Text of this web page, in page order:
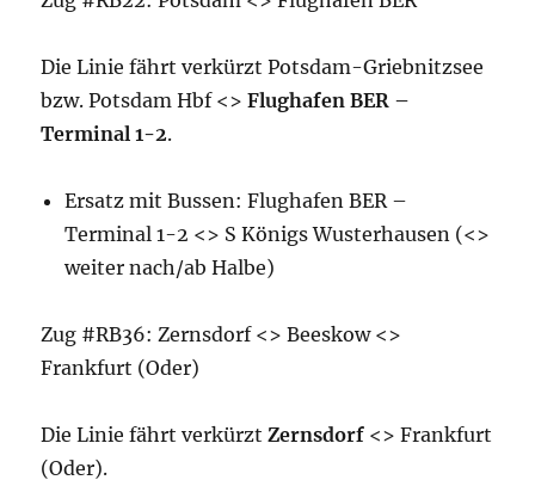
Die Linie fährt verkürzt Potsdam-Griebnitzsee
bzw. Potsdam Hbf <>Flughafen BER –
Terminal 1-2.
Ersatz mit Bussen: Flughafen BER –
Terminal 1-2 <> S Königs Wusterhausen (<>
weiter nach/ab Halbe)
Zug #RB36: Zernsdorf <> Beeskow <>
Frankfurt (Oder)
Die Linie fährt verkürztZernsdorf <> Frankfurt
(Oder).